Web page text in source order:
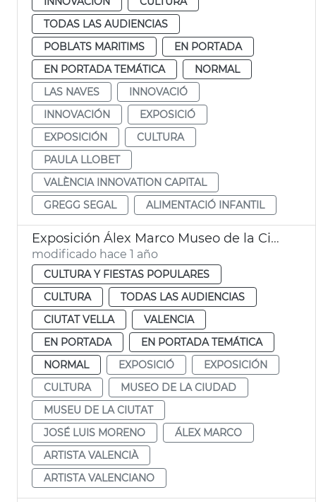
TODAS LAS AUDIENCIAS
POBLATS MARITIMS
EN PORTADA
EN PORTADA TEMÁTICA
NORMAL
LAS NAVES
INNOVACIÓ
INNOVACIÓN
EXPOSICIÓ
EXPOSICIÓN
CULTURA
PAULA LLOBET
VALÈNCIA INNOVATION CAPITAL
GREGG SEGAL
ALIMENTACIÓ INFANTIL
Exposición Álex Marco Museo de la Ciudad
modificado hace 1 año
CULTURA Y FIESTAS POPULARES
CULTURA
TODAS LAS AUDIENCIAS
CIUTAT VELLA
VALENCIA
EN PORTADA
EN PORTADA TEMÁTICA
NORMAL
EXPOSICIÓ
EXPOSICIÓN
CULTURA
MUSEO DE LA CIUDAD
MUSEU DE LA CIUTAT
JOSÉ LUIS MORENO
ÁLEX MARCO
ARTISTA VALENCIÀ
ARTISTA VALENCIANO